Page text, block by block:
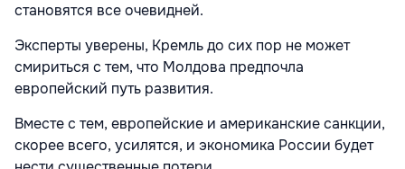
становятся все очевидней.
Эксперты уверены, Кремль до сих пор не может
смириться с тем, что Молдова предпочла
европейский путь развития.
Вместе с тем, европейские и американские санкции,
скорее всего, усилятся, и экономика России будет